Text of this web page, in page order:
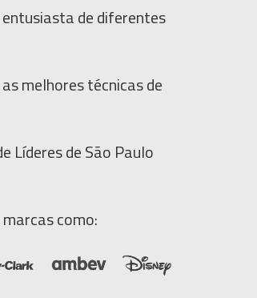
dediferentes
melhores técnicas de
Líderes de São Paulo
como: